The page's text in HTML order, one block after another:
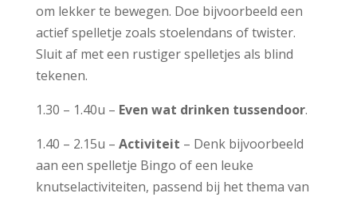
om lekker te bewegen. Doe bijvoorbeeld een
actief spelletje zoals stoelendans of twister.
Sluit af met een rustiger spelletjes als blind
tekenen.
1.30 – 1.40u – Even wat drinken tussendoor.
1.40 – 2.15u – Activiteit – Denk bijvoorbeeld
aan een spelletje Bingo of een leuke
knutselactiviteiten, passend bij het thema van